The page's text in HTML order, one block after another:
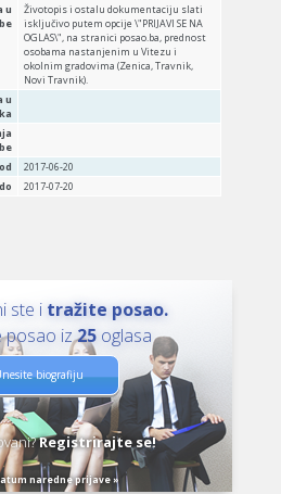
u
Životopis i ostalu dokumentaciju slati
isključivo putem opcije \"PRIJAVI SE NA
OGLAS\", na stranici posao.ba, prednost
osobama nastanjenim u Vitezu i
okolnim gradovima (Zenica, Travnik,
Novi Travnik).
u
2017-06-20
2017-07-20
ste i tražite posao.
posao iz25oglasa
biografiju
Registrirajte se!
naredne prijave »